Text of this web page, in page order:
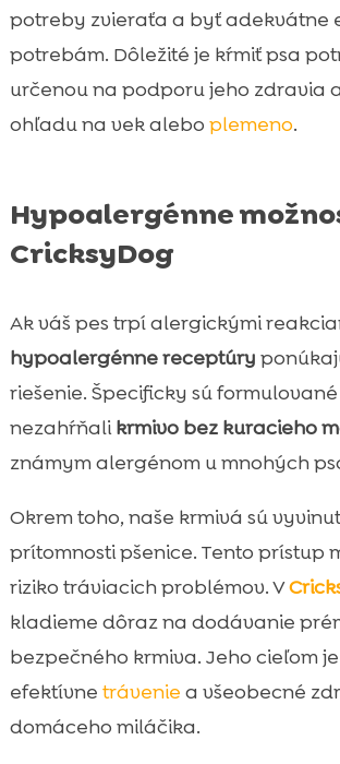
potreby zvieraťa a byť adekvátne
potrebám. Dôležité je kŕmiť psa
určenou na podporu jeho zdravia
ohľadu na vek alebo plemeno.
Hypoalergénne
CricksyDog
Ak váš pes trpí alergickými
hypoalergénne receptúry
riešenie. Špecificky sú
nezahŕňalikrmivo bez kuracieho
známym alergénom u mnohých
Okrem toho, naše krmivá sú
prítomnosti pšenice. Tento prístup
riziko tráviacich problémov. V
kladieme dôraz na dodávanie
bezpečného krmiva. Jeho cieľom
efektívne trávenie a všeobecné
domáceho miláčika.